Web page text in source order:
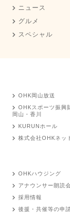
ニュース
グルメ
スペシャル
OHK岡山放送
OHKスポーツ振興
岡山・香川
KURUNホール
株式会社OHKネッ
OHKハウジング
アナウンサー朗読
採用情報
後援・共催等の申